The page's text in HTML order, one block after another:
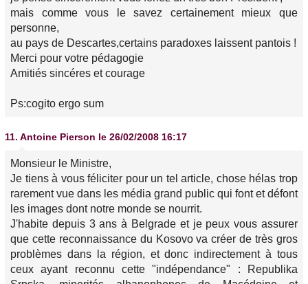
mais comme vous le savez certainement mieux que
personne,
au pays de Descartes,certains paradoxes laissent pantois !
Merci pour votre pédagogie
Amitiés sincéres et courage
Ps:cogito ergo sum
11. Antoine Pierson le 26/02/2008 16:17
Monsieur le Ministre,
Je tiens à vous féliciter pour un tel article, chose hélas trop
rarement vue dans les média grand public qui font et défont
les images dont notre monde se nourrit.
J'habite depuis 3 ans à Belgrade et je peux vous assurer
que cette reconnaissance du Kosovo va créer de très gros
problèmes dans la région, et donc indirectement à tous
ceux ayant reconnu cette "indépendance" : Republika